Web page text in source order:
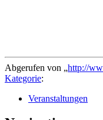
Abgerufen von „http://
Kategorie:
Veranstaltungen